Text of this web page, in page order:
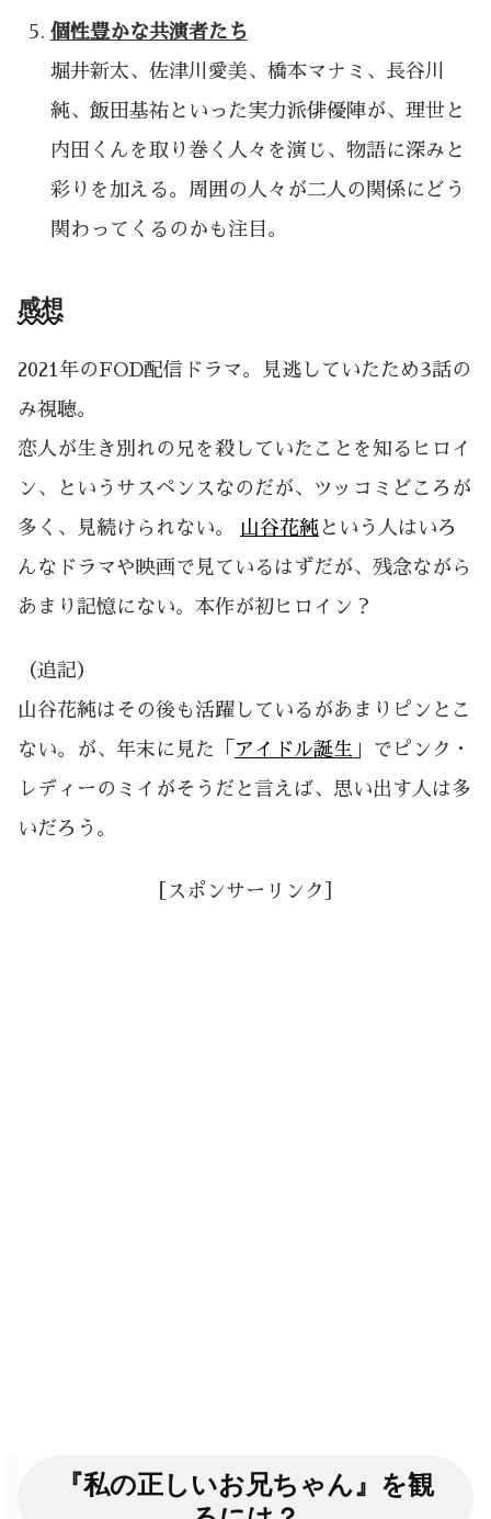
個性豊かな共演者たち
堀井新太、佐津川愛美、橋本マナミ、長谷川
純、飯田基祐といった実力派俳優陣が、理世と
内田くんを取り巻く人々を演じ、物語に深みと
彩りを加える。周囲の人々が二人の関係にどう
関わってくるのかも注目。
感想
2021年のFOD配信ドラマ。見逃していたため3話の
み視聴。
恋人が生き別れの兄を殺していたことを知るヒロイ
ン、というサスペンスなのだが、ツッコミどころが
多く、見続けられない。
山谷花純 という人はいろ
んなドラマや映画で見ているはずだが、残念ながら
あまり記憶にない。本作が初ヒロイン？
（追記）
山谷花純はその後も活躍しているがあまりピンとこ
ない。が、年末に見た「
アイドル誕生 」でピンク・
レディーのミイがそうだと言えば、思い出す人は多
いだろう。
［スポンサーリンク］
『私の正しいお兄ちゃん』を観